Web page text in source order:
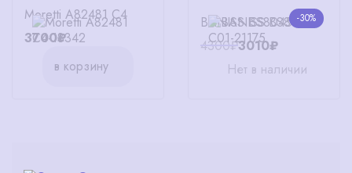
Moretti A82481 C4
3700₽
в корзину
-30%
BANISS BS8045 C01
4300₽3010₽
Нет в наличии